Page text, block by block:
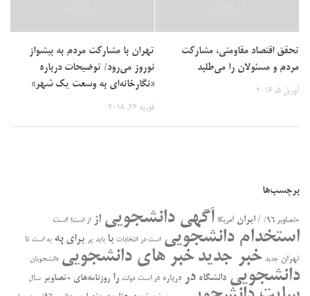
تحقق اقتصاد مقاومتی، مشارکت
مردم و مسئولان را می‌طلبد
آوریل 5, 2016
تهران با مشارکت مردم به پیشواز
نوروز می‌رود/ توضیحات درباره
«نگارخانه‌ای به وسعت یک شهر»
فوریه 26, 2018
برچسب‌ها
+تصاویر ۹۶/ / ایران آمریکا آگهی دانشجویی از از است! است
استخدام دانشجویی است در انتخابات با باید بر برای به به است تا
تهران جدید خبر جدید خبر های دانشجویی دانشجویان
دانشجویی دانشگاه در درباره در ﺍﺳﺖ دولت را روزنامه‌های +تصاویر سال